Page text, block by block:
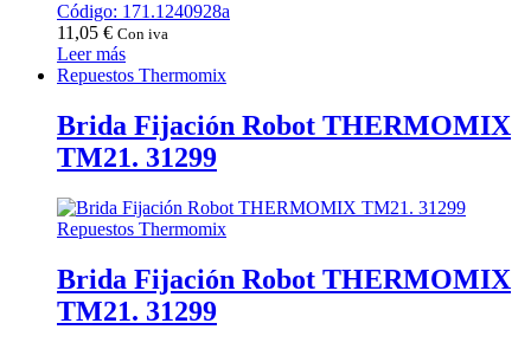
Código: 171.1240928a
11,05 € Con iva
Leer más
Repuestos Thermomix
Brida Fijación Robot THERMOMIX
TM21. 31299
Repuestos Thermomix
Brida Fijación Robot THERMOMIX
TM21. 31299